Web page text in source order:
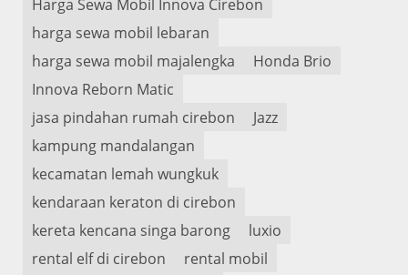
Harga Sewa Mobil Innova Cirebon
harga sewa mobil lebaran
harga sewa mobil majalengka
Honda Brio
Innova Reborn Matic
jasa pindahan rumah cirebon
Jazz
kampung mandalangan
kecamatan lemah wungkuk
kendaraan keraton di cirebon
kereta kencana singa barong
luxio
rental elf di cirebon
rental mobil